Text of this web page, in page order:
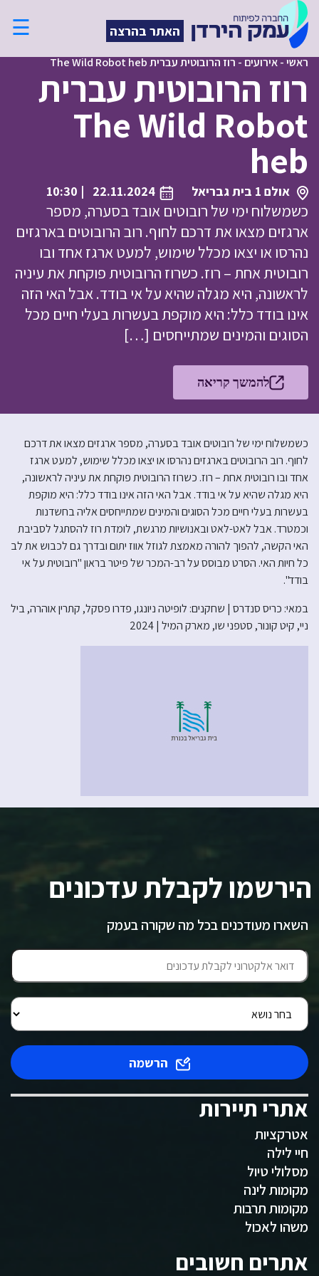
האתר בהרצה ☰
ראשי-אירועים - רוז הרובוטית עברית The Wild Robot heb
רוז הרובוטית עברית
The Wild Robot
heb
אולם 1 בית גבריאל 22.11.2024
| 10:30
כשמשלוח ימי של רובוטים אובד בסערה, מספר
ארגזים מצאו את דרכם לחוף. רוב הרובוטים בארגזים
נהרסו או יצאו מכלל שימוש, למעט ארגז אחד ובו
רובוטית אחת – רוז. כשרוז הרובוטית פוקחת את עיניה
לראשונה, היא מגלה שהיא על אי בודד. אבל האי הזה
אינו בודד כלל: היא מוקפת בעשרות בעלי חיים מכל
הסוגים והמינים שמתייחסים […]
להמשך קריאה
כשמשלוח ימי של רובוטים אובד בסערה, מספר ארגזים מצאו את דרכם
לחוף. רוב הרובוטים בארגזים נהרסו או יצאו מכלל שימוש, למעט ארגז
אחד ובו רובוטית אחת – רוז. כשרוז הרובוטית פוקחת את עיניה לראשונה,
היא מגלה שהיא על אי בודד. אבל האי הזה אינו בודד כלל: היא מוקפת
בעשרות בעלי חיים מכל הסוגים והמינים שמתייחסים אליה בחשדנות
וכמטרד. אבל לאט-לאט ובאנושיות מרגשת, לומדת רוז להסתגל לסביבת
האי הקשה, להפוך להורה מאמצת לגוזל אווז יתום ובדרך גם לכבוש את לב
כל חיות האי. הסרט מבוסס על רב-המכר של פיטר בראון "רובוטית על אי
בודד".
במאי: כריס סנדרס | שחקנים: לופיטה ניונגו, פדרו פסקל, קתרין אוהרה, ביל
ניי, קיט קונור, סטפני שו, מארק המיל | 2024
הירשמו לקבלת עדכונים
השארו מעודכנים בכל מה שקורה בעמק
הרשמה
אתרי תיירות
אטרקציות
חיי לילה
מסלולי טיול
מקומות לינה
מקומות תרבות
משהו לאכול
אתרים חשובים